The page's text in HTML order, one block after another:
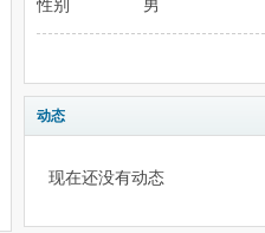
性别
男
动态
现在还没有动态